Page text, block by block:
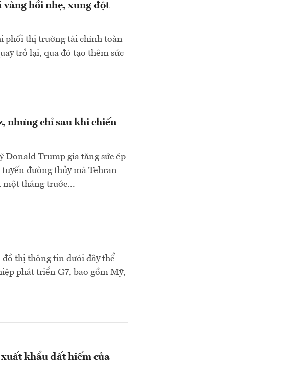
hồi nhẹ, xung đột
phối thị trường tài chính toàn
trở lại, qua đó tạo thêm sức
nhưng chỉ sau khi chiến
Donald Trump gia tăng sức ép
đường thủy mà Tehran
một tháng trước...
thị thông tin dưới đây thể
phát triển G7, bao gồm Mỹ,
khẩu đất hiếm của